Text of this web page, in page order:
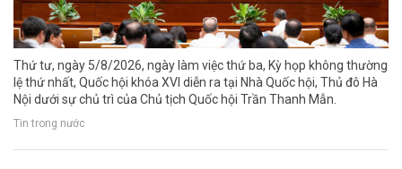
Thứ tư, ngày 5/8/2026, ngày làm việc thứ ba, Kỳ họp không thường
lệ thứ nhất, Quốc hội khóa XVI diễn ra tại Nhà Quốc hội, Thủ đô Hà
Nội dưới sự chủ trì của Chủ tịch Quốc hội Trần Thanh Mẫn.
Tin trong nước